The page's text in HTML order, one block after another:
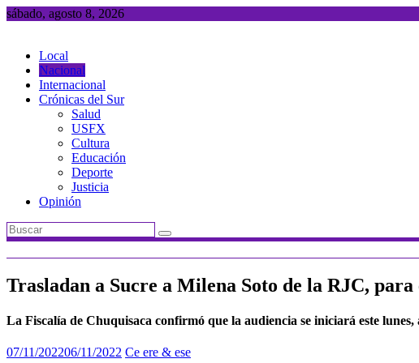
Saltar
sábado, agosto 8, 2026
Local
Nacional
Internacional
Crónicas del Sur
Salud
USFX
Cultura
Educación
Deporte
Justicia
Opinión
Trasladan a Sucre a Milena Soto de la RJC,
La Fiscalía de Chuquisaca confirmó que la audiencia se iniciará este
07/11/202206/11/2022 Ce ere & ese